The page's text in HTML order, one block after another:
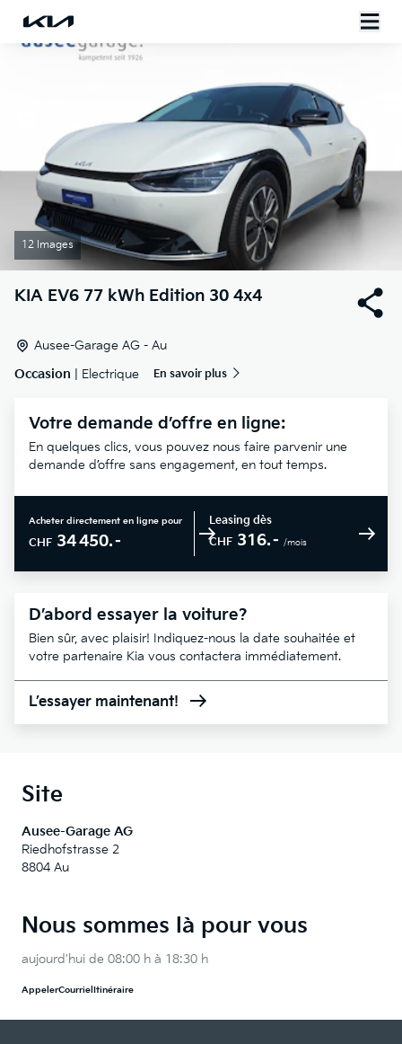
12 Images
KIA EV6 77 kWh Edition 30 4x4
Ausee-Garage AG - Au
Occasion | Electrique En savoir plus
Votre demande d’offre en ligne:
En quelques clics, vous pouvez nous faire parvenir une
demande d’offre sans engagement, en tout temps.
Acheter directement en ligne pour
CHF 34 450.–
Leasing dès
CHF 316.– /mois
D’abord essayer la voiture?
Bien sûr, avec plaisir! Indiquez-nous la date souhaitée et
votre partenaire Kia vous contactera immédiatement.
L’essayer maintenant!
Site
Ausee-Garage AG
Riedhofstrasse 2
8804 Au
Nous sommes là pour vous
aujourd'hui de 08:00 h à 18:30 h
AppelerCourriel Itinéraire